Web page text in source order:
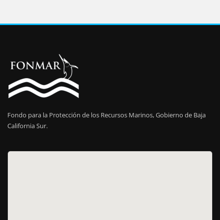
Fondo para la Protección de los Recursos Marinos, Gobierno de Baja
California Sur.